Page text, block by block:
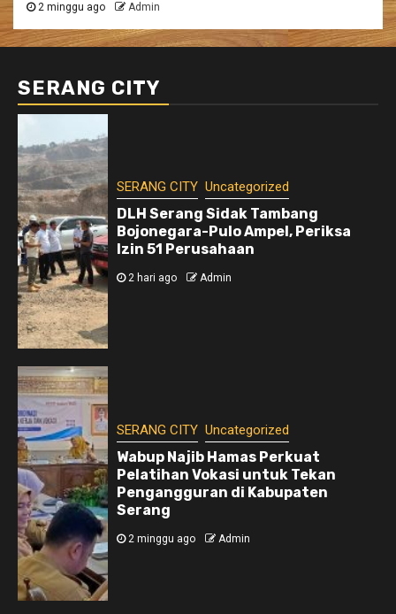
2 minggu ago Admin
SERANG CITY
SERANG CITY Uncategorized
DLH Serang Sidak Tambang
Bojonegara-Pulo Ampel, Periksa
Izin 51 Perusahaan
2 hari ago Admin
SERANG CITY Uncategorized
Wabup Najib Hamas Perkuat
Pelatihan Vokasi untuk Tekan
Pengangguran di Kabupaten
Serang
2 minggu ago Admin